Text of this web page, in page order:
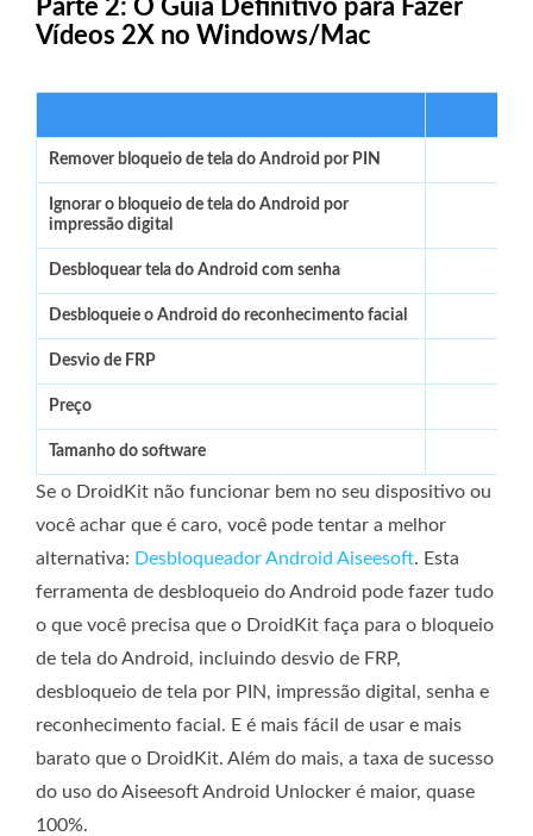
Parte 2: O Guia Definitivo para Fazer
Vídeos 2X no Windows/Mac
Remover bloqueio de tela do Android por PIN
Ignorar o bloqueio de tela do Android por
impressão digital
Desbloquear tela do Android com senha
Desbloqueie o Android do reconhecimento facial
Desvio de FRP
Preço
Tamanho do software
Se o DroidKit não funcionar bem no seu dispositivo ou
você achar que é caro, você pode tentar a melhor
alternativa: Desbloqueador Android Aiseesoft. Esta
ferramenta de desbloqueio do Android pode fazer tudo
o que você precisa que o DroidKit faça para o bloqueio
de tela do Android, incluindo desvio de FRP,
desbloqueio de tela por PIN, impressão digital, senha e
reconhecimento facial. E é mais fácil de usar e mais
barato que o DroidKit. Além do mais, a taxa de sucesso
do uso do Aiseesoft Android Unlocker é maior, quase
100%.